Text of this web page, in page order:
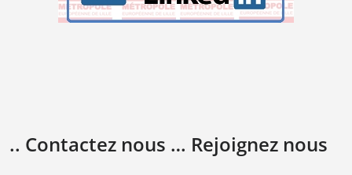
.. Contactez nous … Rejoignez nous